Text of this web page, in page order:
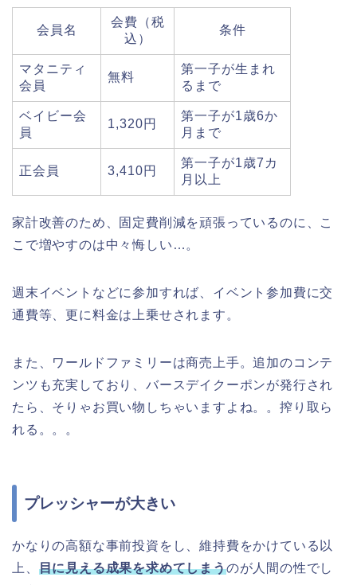
会員名
会費（税
込）
条件
マタニティ
会員
無料
第一子が生まれ
るまで
ベイビー会
員
1,320円
第一子が1歳6か
月まで
正会員 3,410円
第一子が1歳7カ
月以上
家計改善のため、固定費削減を頑張っているのに、こ
こで増やすのは中々悔しい…。
週末イベントなどに参加すれば、イベント参加費に交
通費等、更に料金は上乗せされます。
また、ワールドファミリーは商売上手。追加のコンテ
ンツも充実しており、バースデイクーポンが発行され
たら、そりゃお買い物しちゃいますよね。。搾り取ら
れる。。。
プレッシャーが大きい
かなりの高額な事前投資をし、維持費をかけている以
上、 目に見える成果を求めてしまうのが人間の性でし